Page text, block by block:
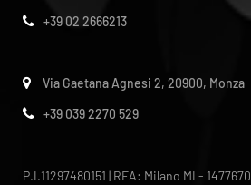
+39 02 2666213
Via Gaetana Agnesi 2, 20900, Monza
+39 039 2270 529
P.I.11297480151 | REA: Milano MI - 1477670